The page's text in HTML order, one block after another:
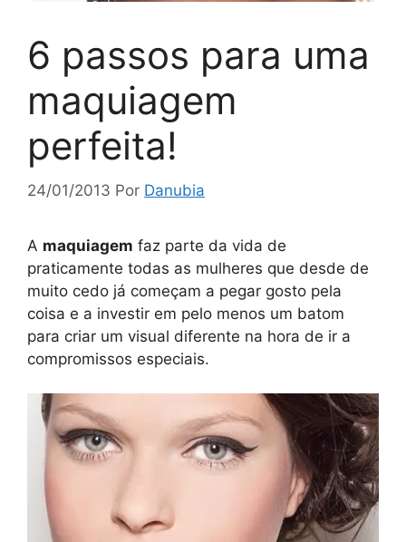
6 passos para uma
maquiagem
perfeita!
24/01/2013 Por Danubia
A maquiagem faz parte da vida de
praticamente todas as mulheres que desde de
muito cedo já começam a pegar gosto pela
coisa e a investir em pelo menos um batom
para criar um visual diferente na hora de ir a
compromissos especiais.